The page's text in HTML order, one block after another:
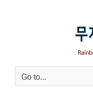
Go to...